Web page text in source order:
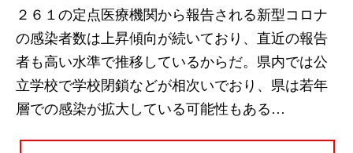
２６１の定点医療機関から報告される新型コロナ
の感染者数は上昇傾向が続いており、直近の報告
者も高い水準で推移しているからだ。県内では公
立学校で学校閉鎖などが相次いでおり、県は若年
層での感染が拡大している可能性もある…